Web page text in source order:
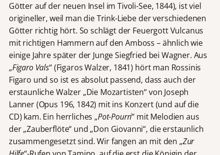
Götter auf der neuen Insel im Tivoli-See, 1844), ist viel
origineller, weil man die Trink-Liebe der verschiedenen
Götter richtig hört. So schlägt der Feuergott Vulcanus
mit richtigen Hammern auf den Amboss – ähnlich wie
einige Jahre später der Junge Siegfried bei Wagner. Aus
„Figaro Vals“ (Figaros Walzer, 1841) hört man Rossinis
Figaro und so ist es absolut passend, dass auch der
erstaunliche Walzer „Die Mozartisten“ von Joseph
Lanner (Opus 196, 1842) mit ins Konzert (und auf die
CD) kam. Ein herrliches „Pot-Pourri“ mit Melodien aus
der „Zauberflöte“ und „Don Giovanni“, die erstaunlich
zusammengesetzt sind. Wir fangen an mit den „Zur